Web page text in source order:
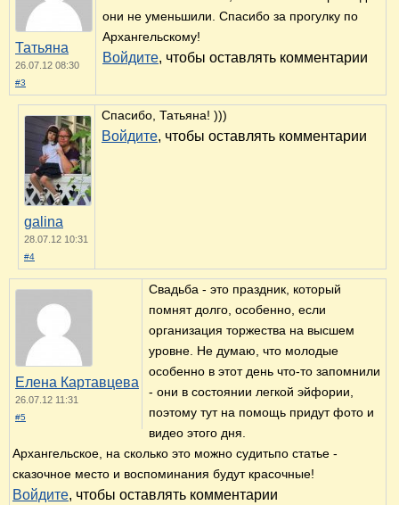
Реклама — поддержка клуба:
Комментарии ВКонтакте
Комментарии
Светлана
26.07.12 01:04
#1
Какая же всё-таки красота. Великолепие! А
galina
28.07.12 10:30
Я бы даже сказала, что большая.)))
Войдите, чтобы оставлять комментарии
Да, за фонтаны обидно. Да и за многое другое.
А амбарные замки на мостах - дань моде. И